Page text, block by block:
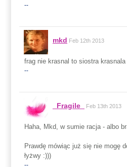
--
mkd Feb 12th 2013
frag nie krasnal to siostra
--
_Fragile_ Feb 13th 2013
Haha, Mkd, w sumie racja - albo
Prawdę mówiąc już się nie mogę
łyżwy :)))
--